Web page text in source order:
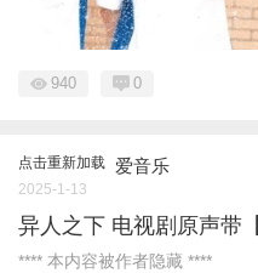
940 0
点击重新加载 爱音乐
2025-1-13
异人之下 电视剧原声带
**** 本内容被作者隐藏 ****